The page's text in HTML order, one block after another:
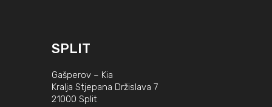
SPLIT
Gašperov – Kia
Kralja Stjepana Držislava 7
21000 Split